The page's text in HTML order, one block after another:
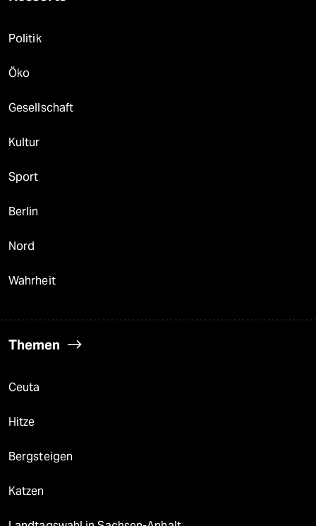
Politik
Öko
Gesellschaft
Kultur
Sport
Berlin
Nord
Wahrheit
Themen
Ceuta
Hitze
Bergsteigen
Katzen